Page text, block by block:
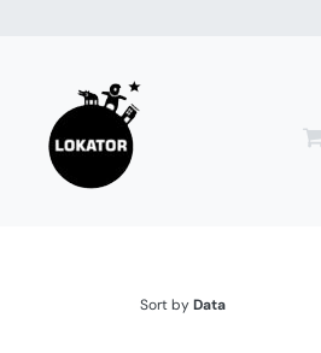
zawartości
Sort byData